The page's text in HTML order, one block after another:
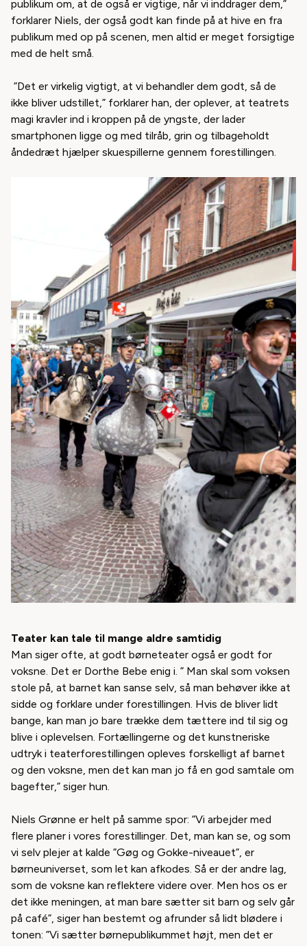
publikum om, at de også er vigtige, når vi inddrager dem,”
forklarer Niels, der også godt kan finde på at hive en fra
publikum med op på scenen, men altid er meget forsigtige
med de helt små.
”Det er virkelig vigtigt, at vi behandler dem godt, så de
ikke bliver udstillet,” forklarer han, der oplever, at teatrets
magi kravler ind i kroppen på de yngste, der lader
smartphonen ligge og med tilråb, grin og tilbageholdt
åndedræt hjælper skuespillerne gennem forestillingen.
Teater kan tale til mange aldre samtidig
Man siger ofte, at godt børneteater også er godt for
voksne. Det er Dorthe Bebe enig i. ” Man skal som voksen
stole på, at barnet kan sanse selv, så man behøver ikke at
sidde og forklare under forestillingen. Hvis de bliver lidt
bange, kan man jo bare trække dem tættere ind til sig og
blive i oplevelsen. Fortællingerne og det kunstneriske
udtryk i teaterforestillingen opleves forskelligt af barnet
og den voksne, men det kan man jo få en god samtale om
bagefter,” siger hun.
Niels Grønne er helt på samme spor: ”Vi arbejder med
flere planer i vores forestillinger. Det, man kan se, og som
vi selv plejer at kalde ”Gøg og Gokke-niveauet”, er
børneuniverset, som let kan afkodes. Så er der andre lag,
som de voksne kan reflektere videre over. Men hos os er
det ikke meningen, at man bare sætter sit barn og selv går
på café”, siger han bestemt og afrunder så lidt blødere i
tonen: ”Vi sætter børnepublikummet højt, men det er